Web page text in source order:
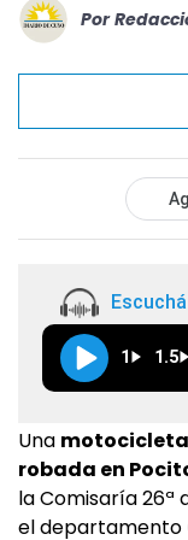
Por
1 1.5
Una
robada en
la Comisaría 26ª
el departamento